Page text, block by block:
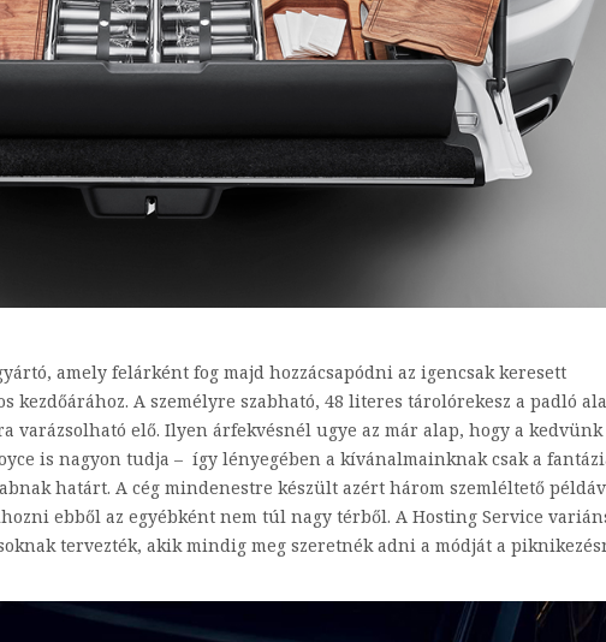
amely felárként fog majd hozzácsapódni az igencsak keresett
kezdőárához. A személyre szabható, 48 literes tárolórekesz a padló
varázsolható elő. Ilyen árfekvésnél ugye az már alap, hogy a kedvünk
is nagyon tudja – így lényegében a kívánalmainknak csak a
határt. A cég mindenestre készült azért három szemléltető
ebből az egyébként nem túl nagy térből. A Hosting Service
tervezték, akik mindig meg szeretnék adni a módját a